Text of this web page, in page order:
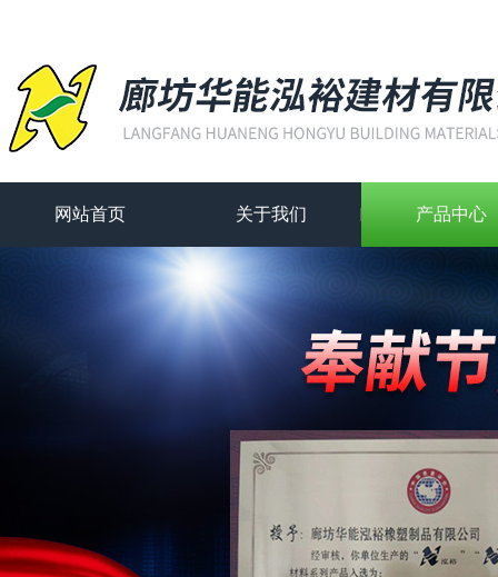
网站首页 关于我们 产品中心